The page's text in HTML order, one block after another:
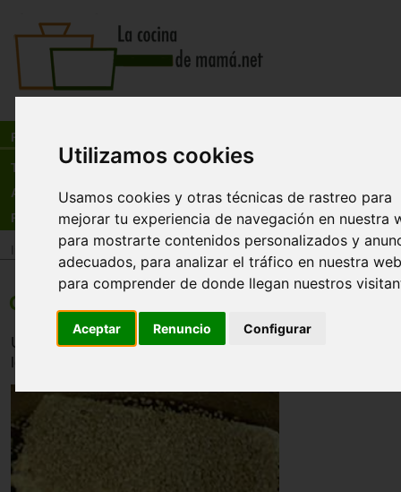
Utilizamos cookies
Usamos cookies y otras técnicas de rastreo para
mejorar tu experiencia de navegación en nuestra
para mostrarte contenidos personalizados y
adecuados, para analizar el tráfico en nuestra
para comprender de donde llegan nuestros
Aceptar Renuncio Configurar
Recetas
Tienda
Actualidad
Registro
Recetas > Entrantes
Queso crema con sésamo de botana
Un delicioso queso crema ideal para la botana, con un
los invitados les gustará.